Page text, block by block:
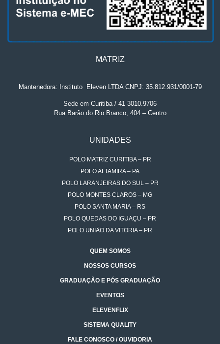
MATRIZ
Mantenedora: Instituto. Eleven LTDA CNPJ: 35.812.931/0001-79
Sede em Curitiba / 41 3010.9706
Rua Barão do Rio Branco, 404 – Centro
UNIDADES
POLO MATRIZ CURITIBA – PR
POLO ALTAMIRA – PA
POLO LARANJEIRAS DO SUL – PR
POLO MONTES CLAROS – MG
POLO SANTA MARIA – RS
POLO QUEDAS DO IGUAÇU – PR
POLO UNIÃO DA VITÓRIA – PR
QUEM SOMOS
NOSSOS CURSOS
GRADUAÇÃO E PÓS GRADUAÇÃO
EVENTOS
ELEVENFLIX
SISTEMA QUALITY
FALE CONOSCO / OUVIDORIA